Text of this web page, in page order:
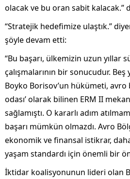
olacak ve bu oran sabit kalacak.”
“Stratejik hedefimize ulaştık.”
şöyle devam etti:
“Bu başarı, ülkemizin uzun yıllar
çalışmalarının bir sonucudur. Beş
Boyko Borisov’un hükümeti, avro
odası’ olarak bilinen ERM II
sağlamıştı. O kararlı adım
başarı mümkün olmazdı. Avro
ekonomik ve finansal istikrar,
yaşam standardı için önemli bir
İktidar koalisyonunun lideri olan